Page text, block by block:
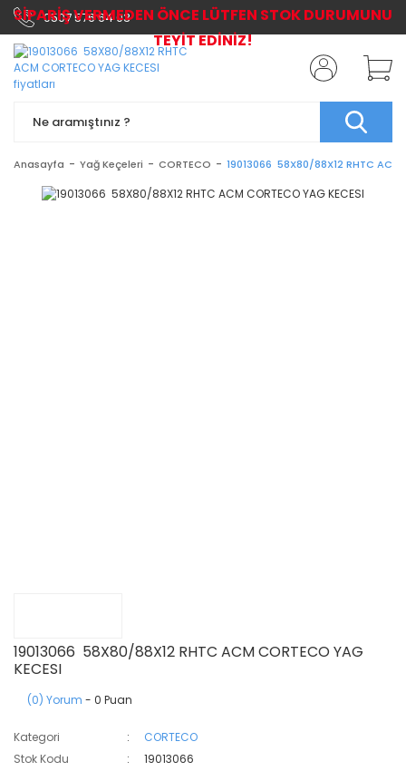
0507 576 64 03
Anasayfa Yağ Keçeleri CORTECO 19013066 58X80/88X12 RHTC ACM
19013066 58X80/88X12 RHTC ACM CORTECO YAG
KECESI
(0) Yorum - 0 Puan
Kategori
CORTECO
Stok Kodu
19013066
SİPARİŞ VERMEDEN ÖNCE LÜTFEN STOK DURUMUNU
TEYİT EDİNİZ!